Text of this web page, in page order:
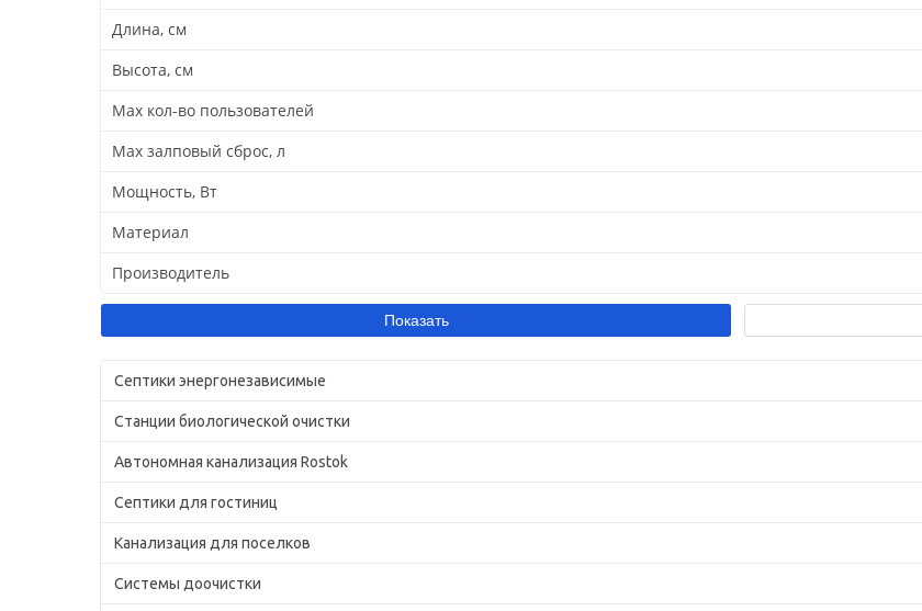
Длина, см
Высота, см
Max кол-во пользователей
Max залповый сброс, л
Мощность, Вт
Материал
Производитель
Септики энергонезависимые
Станции биологической очистки
Автономная канализация Rostok
Септики для гостиниц
Канализация для поселков
Системы доочистки